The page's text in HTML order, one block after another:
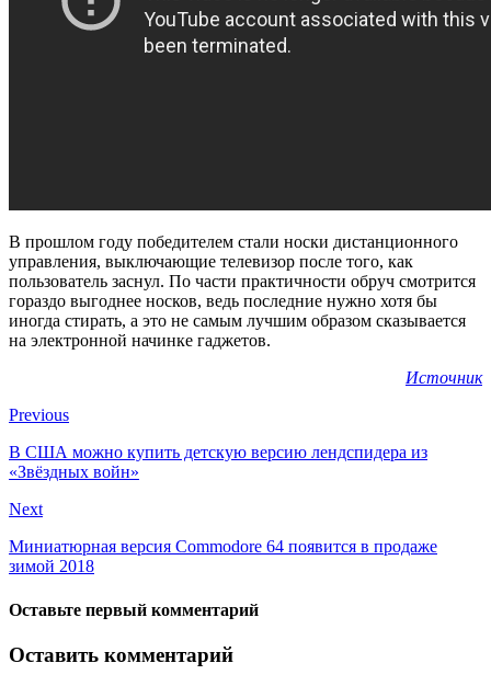
В прошлом году победителем стали носки дистанционного
управления, выключающие телевизор после того, как
пользователь заснул. По части практичности обруч смотрится
гораздо выгоднее носков, ведь последние нужно хотя бы
иногда стирать, а это не самым лучшим образом сказывается
на электронной начинке гаджетов.
Источник
Previous
В США можно купить детскую версию лендспидера из
«Звёздных войн»
Next
Миниатюрная версия Commodore 64 появится в продаже
зимой 2018
Оставьте первый комментарий
Оставить комментарий